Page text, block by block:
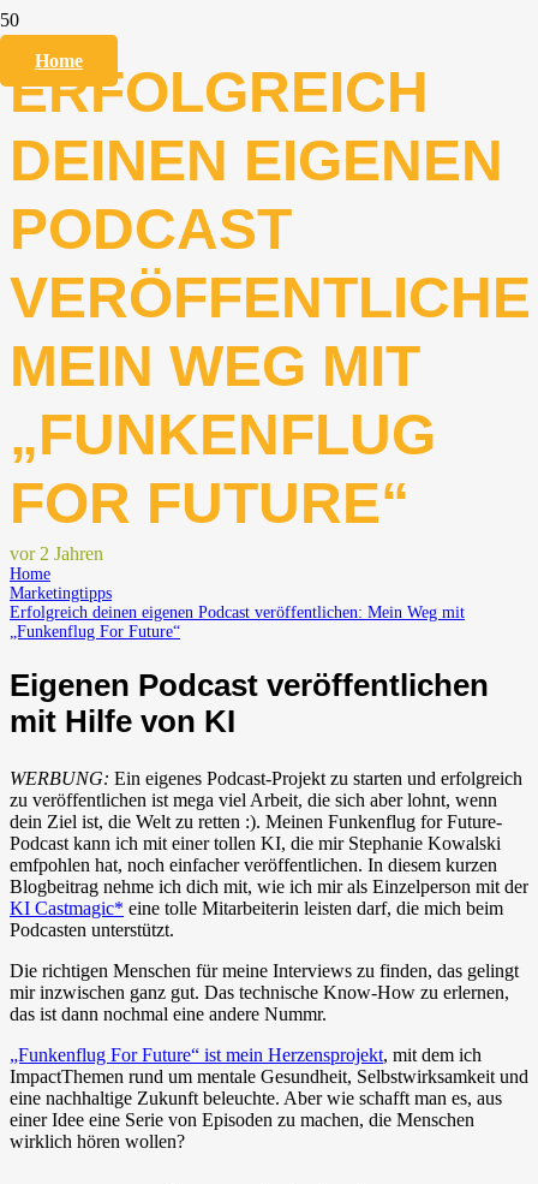
Home
ERFOLGREICH
DEINEN EIGENEN
PODCAST
MEIN WEG MIT
„FUNKENFLUG
FOR FUTURE“
vor 2 Jahren
Home
Marketingtipps
Erfolgreich deinen eigenen Podcast veröffentlichen: Mein Weg mit
„Funkenflug For Future“
Eigenen Podcast veröffentlichen
mit Hilfe von KI
WERBUNG: Ein eigenes Podcast-Projekt zu starten und erfolgreich
zu veröffentlichen ist mega viel Arbeit, die sich aber lohnt, wenn
dein Ziel ist, die Welt zu retten :). Meinen Funkenflug for Future-
Podcast kann ich mit einer tollen KI, die mir Stephanie Kowalski
emfpohlen hat, noch einfacher veröffentlichen. In diesem kurzen
Blogbeitrag nehme ich dich mit, wie ich mir als Einzelperson mit der
KI Castmagic* eine tolle Mitarbeiterin leisten darf, die mich beim
Podcasten unterstützt.
Die richtigen Menschen für meine Interviews zu finden, das gelingt
mir inzwischen ganz gut. Das technische Know-How zu erlernen,
das ist dann nochmal eine andere Nummr.
„Funkenflug For Future“ ist mein Herzensprojekt, mit dem ich
ImpactThemen rund um mentale Gesundheit, Selbstwirksamkeit und
eine nachhaltige Zukunft beleuchte. Aber wie schafft man es, aus
einer Idee eine Serie von Episoden zu machen, die Menschen
wirklich hören wollen?